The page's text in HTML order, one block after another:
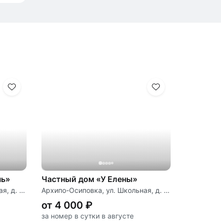
Архипо-Осиповка, ул. Школьная, д. 42 «А»
Частный дом «У Елены»
Архипо-Осиповка, ул. Школьная, д. 42
от 4 000 ₽
за номер в сутки в августе